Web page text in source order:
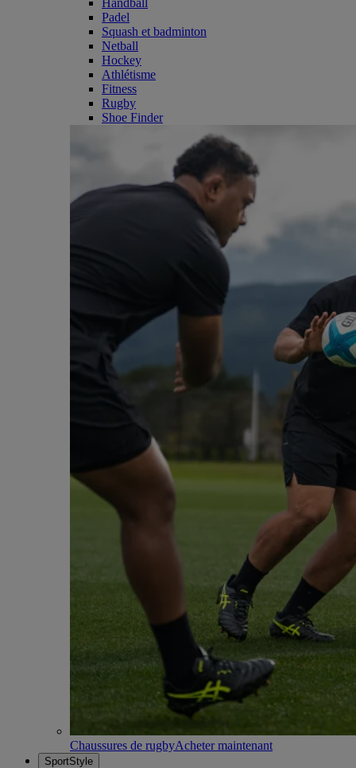
Handball
Padel
Squash et badminton
Netball
Hockey
Athlétisme
Fitness
Rugby
Shoe Finder
Chaussures de rugbyAcheter maintenant
SportStyle